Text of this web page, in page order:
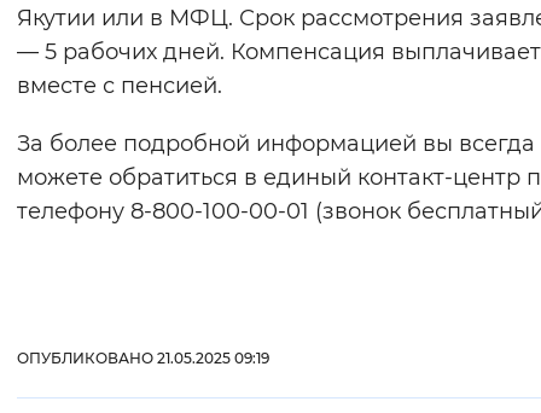
Якутии или в МФЦ. Срок рассмотрения
— 5 рабочих дней. Компенсация
вместе с пенсией.
За более подробной информацией вы всегда
можете обратиться в единый контакт-центр
телефону 8-800-100-00-01 (звонок
ОПУБЛИКОВАНО 21.05.2025 09:19